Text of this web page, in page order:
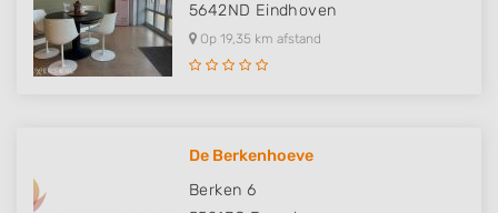
5642ND Eindhoven
Op 19,35 km afstand
De Berkenhoeve
Berken 6
Identify devices based on information
actively requested
Functional